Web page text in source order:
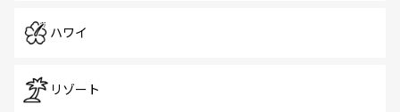
ハワイ
リゾート